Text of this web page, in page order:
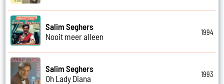
Salim Seghers
Nooit meer alleen
1994
Salim Seghers
Oh Lady Diana
1993